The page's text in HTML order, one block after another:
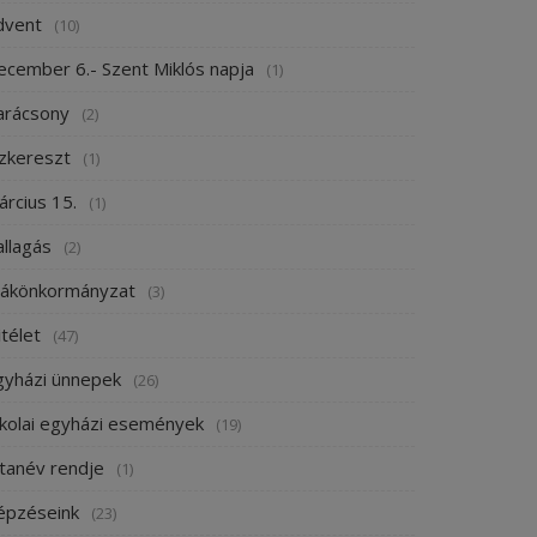
(10)
6.- Szent Miklós napja (1)
(2)
(1)
15. (1)
(2)
(3)
(47)
ünnepek (26)
egyházi események (19)
rendje (1)
(23)